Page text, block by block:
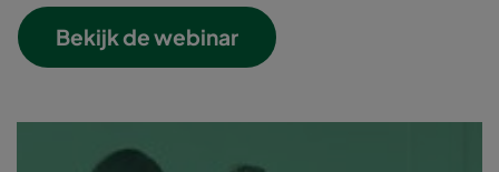
Bekijk de webinar